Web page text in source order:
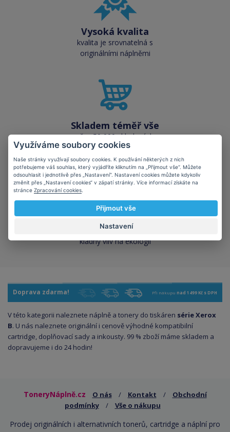
Vysoká kvalita
kvalita je srovnatelná s
originálními náplněmi
Skladem téměř vše
přes 50 000 skladových
zásob pro okamžitý odběr
Šetříte planetu
kompatibilní kazety mají
kladný vliv na ekologii
Doprava zdarma! Při nákupu nad 1499 Kč s DPH
V této kategorii naleznete náplně a tonery do tiskáren série Xerox
B. U nás naleznete originální i cenově výhodné kompatibilní
cartridge, doplňovací sady a inkousty. 99 % zboží máme skladem a
dopravujeme i do 24 hodin!
ToneryNáplně.cz O nás / Kontakt /
Obchodní
podmínky
/ Vše o nákupu
Prodej originálních i alternativních tonerů, cartridge a náplní pro
Využíváme soubory cookies
Naše stránky využívají soubory cookies. K používání některých z nich
potřebujeme váš souhlas, který vyjádříte kliknutím na „Přijmout vše“. Můžete
odsouhlasit i jednotlivě přes „Nastavení“. Nastavení cookies můžete kdykoliv
změnit přes „Nastavení cookies“ v zápatí stránky. Více informací získáte na
stránce Zpracování cookies
Přijmout vše
Nastavení